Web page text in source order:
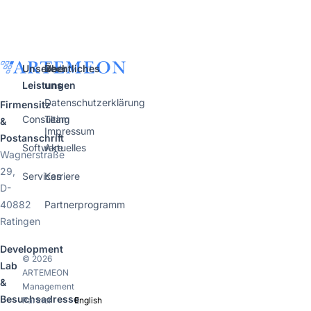
Firmensitz
&
Postanschrift
Wagnerstraße
29,
D-
40882
Ratingen
Development
Lab
&
Besuchsadresse
Unsere
Leistungen
Consulting
Software
Services
Über
uns
Team
Aktuelles
Karriere
Partnerprogramm
Rechtliches
Datenschutzerklärung
Impressum
© 2026
ARTEMEON
Management
Partner
English